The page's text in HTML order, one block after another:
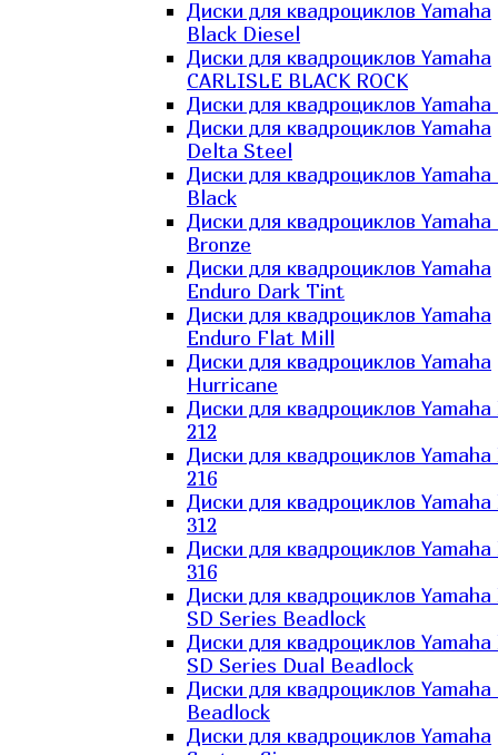
Диски для квадроциклов Yamaha
Black Diesel
Диски для квадроциклов Yamaha
CARLISLE BLACK ROCK
Диски для квадроциклов Yamaha
Диски для квадроциклов Yamaha
Delta Steel
Диски для квадроциклов
Black
Диски для квадроциклов
Bronze
Диски для квадроциклов Yamaha
Enduro Dark Tint
Диски для квадроциклов Yamaha
Enduro Flat Mill
Диски для квадроциклов Yamaha
Hurricane
Диски для квадроциклов
212
Диски для квадроциклов
216
Диски для квадроциклов
312
Диски для квадроциклов
316
Диски для квадроциклов
SD Series Beadlock
Диски для квадроциклов
SD Series Dual Beadlock
Диски для квадроциклов Yamaha
Beadlock
Диски для квадроциклов Yamaha